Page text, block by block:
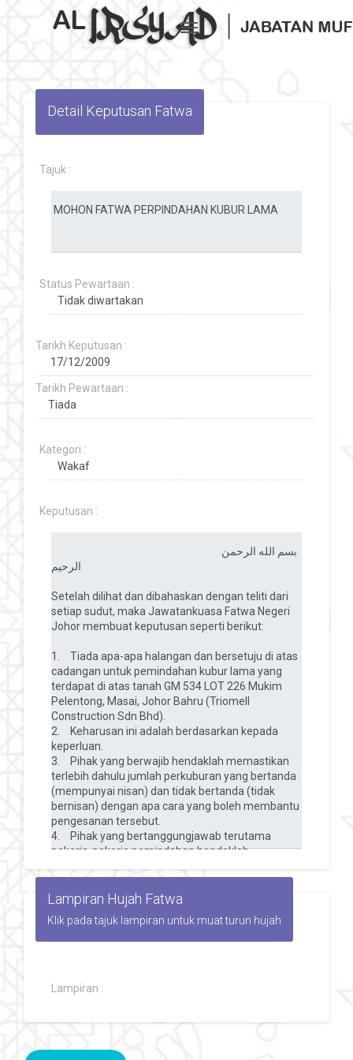
Toggle navigation
Detail Keputusan Fatwa
Tajuk :
Status Pewartaan :
Tarikh Keputusan :
Tarikh Pewartaan :
Kategori :
Keputusan :
Lampiran Hujah Fatwa
Klik pada tajuk lampiran untuk muat turun hujah
Lampiran :